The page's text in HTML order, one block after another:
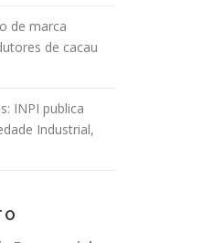
de marca
de cacau
INPI publica
Industrial,